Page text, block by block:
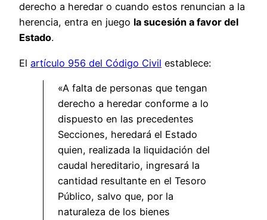
derecho a heredar o cuando estos renuncian a la
herencia, entra en juego la sucesión a favor del
Estado.
El artículo 956 del Código Civil establece:
«A falta de personas que tengan
derecho a heredar conforme a lo
dispuesto en las precedentes
Secciones, heredará el Estado
quien, realizada la liquidación del
caudal hereditario, ingresará la
cantidad resultante en el Tesoro
Público, salvo que, por la
naturaleza de los bienes